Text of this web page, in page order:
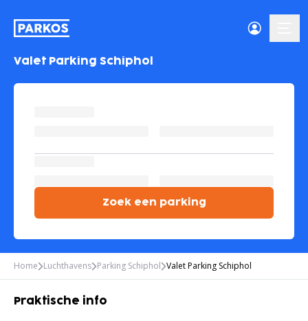
Valet Parking Schiphol
Zoek een parking
Home Luchthavens Parking Schiphol Valet Parking Schiphol
Praktische info